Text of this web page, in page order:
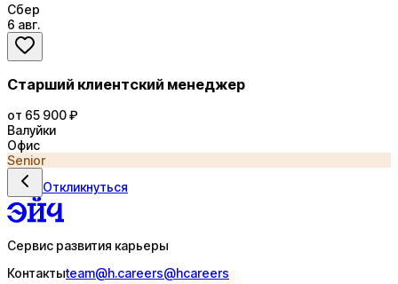
Сбер
6 авг.
Старший клиентский менеджер
от 65 900 ₽
Валуйки
Офис
Senior
Откликнуться
Сервис развития карьеры
Контактыteam@h.careers@hcareers